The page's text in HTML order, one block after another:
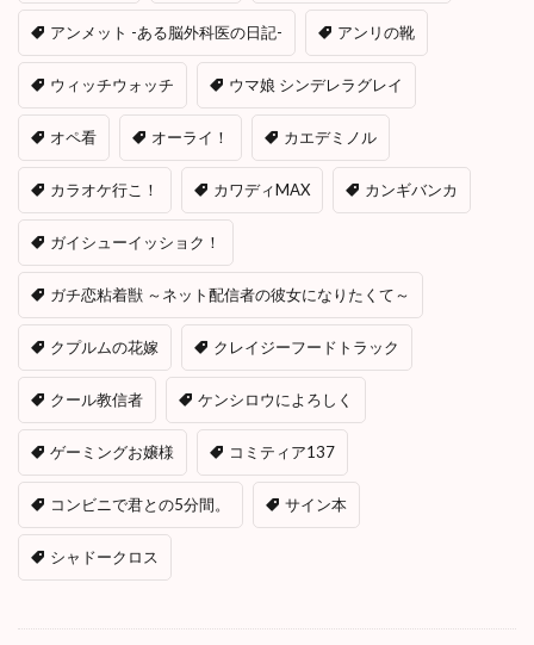
アンメット -ある脳外科医の日記- アンリの靴
ウィッチウォッチ ウマ娘 シンデレラグレイ
オペ看 オーライ！ カエデミノル
カラオケ行こ！ カワディMAX カンギバンカ
ガイシューイッショク！
ガチ恋粘着獣 ～ネット配信者の彼女になりたくて～
クプルムの花嫁 クレイジーフードトラック
クール教信者 ケンシロウによろしく
ゲーミングお嬢様 コミティア137
コンビニで君との5分間。 サイン本
シャドークロス